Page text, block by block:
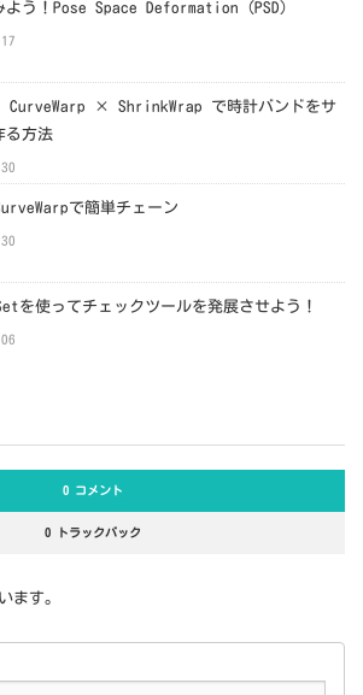
よう！Pose Space Deformation（PSD）
CurveWarp × ShrinkWrap で時計バンドをサ
る方法
で簡単チェーン
を使ってチェックツールを発展させよう！
0 コメント
0 トラックバック
ます。